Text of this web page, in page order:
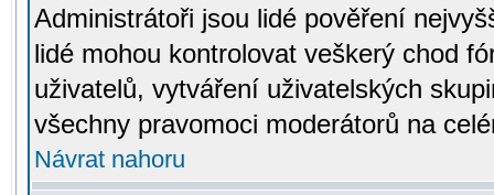
Administrátoři jsou lidé pověření
lidé mohou kontrolovat veškerý chod
uživatelů, vytváření uživatelských
všechny pravomoci moderátorů na
Návrat nahoru